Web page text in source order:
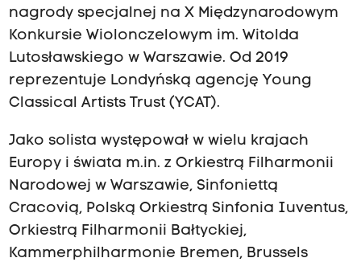
nagrody specjalnej na X Międzynarodowym
Konkursie Wiolonczelowym im. Witolda
Lutosławskiego w Warszawie. Od 2019
reprezentuje Londyńską agencję Young
Classical Artists Trust (YCAT).
Jako solista występował w wielu krajach
Europy i świata m.in. z Orkiestrą Filharmonii
Narodowej w Warszawie, Sinfoniettą
Cracovią, Polską Orkiestrą Sinfonia Iuventus,
Orkiestrą Filharmonii Bałtyckiej,
Kammerphilharmonie Bremen, Brussels